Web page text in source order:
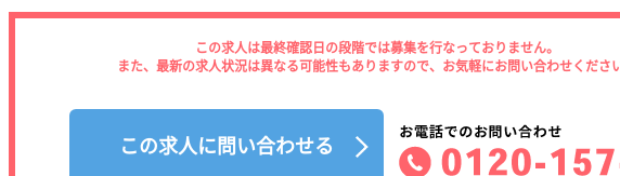
この求人は最終確認日の段階では募集を行なっておりません。
また、最新の求人状況は異なる可能性もありますので、お気軽にお問い合わせくださ
この求人に問い合わせる